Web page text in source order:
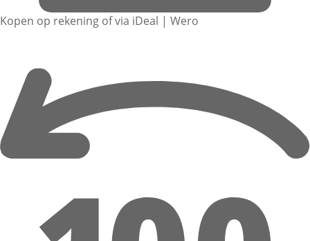
Kopen op rekening of via iDeal | Wero